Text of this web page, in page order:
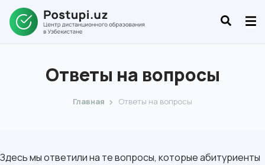
Ответы на вопросы
Главная Ответы на вопросы
Здесь мы ответили на те вопросы, которые абитуриенты